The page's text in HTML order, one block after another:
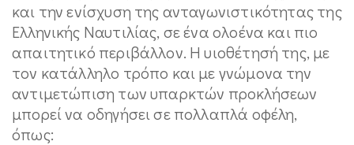
και την ενίσχυση της ανταγωνιστικότητας της
Ελληνικής Ναυτιλίας, σε ένα ολοένα και πιο
απαιτητικό περιβάλλον. Η υιοθέτησή της, με
τον κατάλληλο τρόπο και με γνώμονα την
αντιμετώπιση των υπαρκτών προκλήσεων
μπορεί να οδηγήσει σε πολλαπλά οφέλη,
όπως: